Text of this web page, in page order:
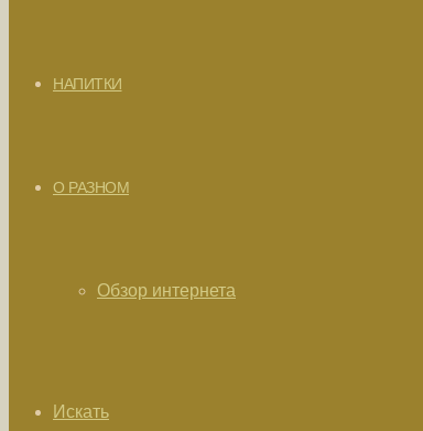
НАПИТКИ
О РАЗНОМ
Обзор интернета
Искать